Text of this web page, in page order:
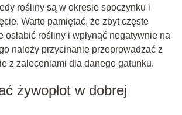
rośliny są w okresie spoczynku i
Warto pamiętać, że zbyt częste
osłabić rośliny i wpłynąć negatywnie na
należy przycinanie przeprowadzać z
z zaleceniami dla danego gatunku.
żywopłot w dobrej